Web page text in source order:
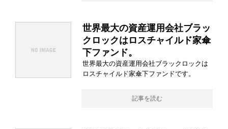
世界最大の資産運用会社ブラッ
クロックはロスチャイルド家傘
下ファンド。
世界最大の資産運用会社ブラックロックは
ロスチャイルド家傘下ファンドです。
記事を読む